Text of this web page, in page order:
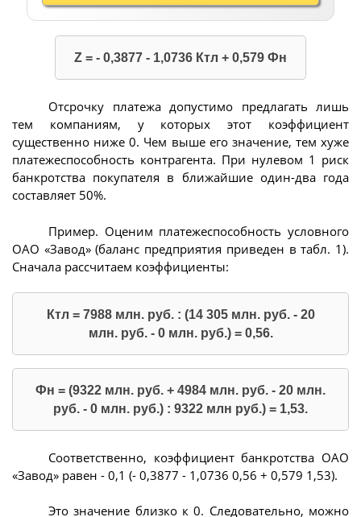
Z = - 0,3877 - 1,0736 Ктл + 0,579 Фн
Отсрочку платежа допустимо предлагать лишь
тем компаниям, у которых этот коэффициент
существенно ниже 0. Чем выше его значение, тем хуже
платежеспособность контрагента. При нулевом 1 риск
банкротства покупателя в ближайшие один-два года
составляет 50%.
Пример. Оценим платежеспособность условного
ОАО «Завод» (баланс предприятия приведен в табл. 1).
Сначала рассчитаем коэффициенты:
Ктл = 7988 млн. руб. : (14 305 млн. руб. - 20
млн. руб. - 0 млн. руб.) = 0,56.
Фн = (9322 млн. руб. + 4984 млн. руб. - 20 млн.
руб. - 0 млн. руб.) : 9322 млн руб.) = 1,53.
Соответственно, коэффициент банкротства ОАО
«Завод» равен - 0,1 (- 0,3877 - 1,0736 0,56 + 0,579 1,53).
Это значение близко к 0. Следовательно, можно